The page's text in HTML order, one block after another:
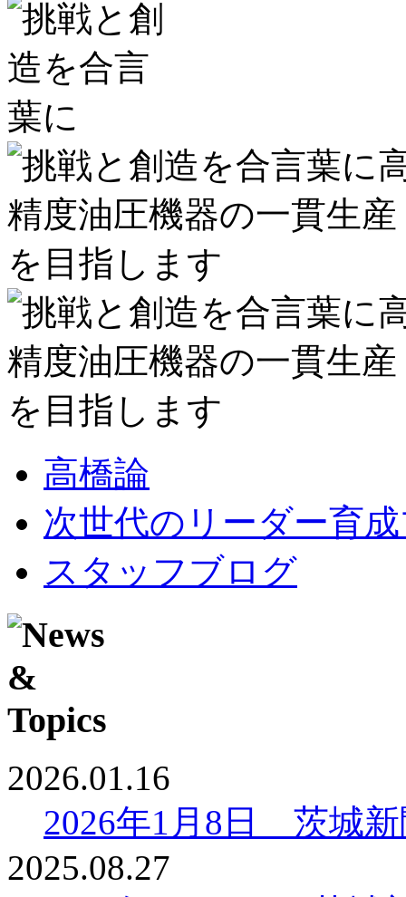
高橋論
次世代のリーダー育
スタッフブログ
2026.01.16
2026年1月8日 茨城
2025.08.27